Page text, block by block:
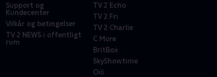
Support og
Kundecenter
Vilkår og betingelser
TV 2 NEWS i offentligt
rum
TV 2 Echo
TV 2 Fri
TV 2 Charlie
C More
BritBox
SkyShowtime
Oiii